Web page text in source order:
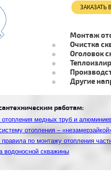
Монтаж
Очистка
Оголовок
Другие
работам:
медных труб и
отопления –
по монтажу отопления
водоносной скважины